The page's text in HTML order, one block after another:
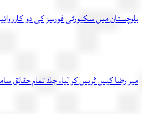
بلوچستان میں سکیورٹی فورسز کی دو کارروائیاں، 12 دہشتگرد ہلاک، ٹھکانہ
میر رضا کیس ٹریس کر لیا، جلد تمام حقائق